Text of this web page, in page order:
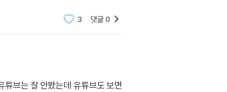
3 댓글0
튜브는 잘 안봤는데 유튜브도 보면